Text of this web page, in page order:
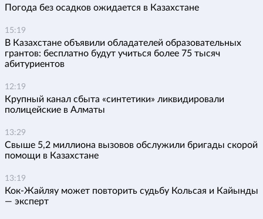
Погода без осадков ожидается в Казахстане
15:19
В Казахстане объявили обладателей образовательных
грантов: бесплатно будут учиться более 75 тысяч
абитуриентов
12:19
Крупный канал сбыта «синтетики» ликвидировали
полицейские в Алматы
13:29
Свыше 5,2 миллиона вызовов обслужили бригады скорой
помощи в Казахстане
13:19
Кок-Жайляу может повторить судьбу Кольсая и Кайынды
— эксперт